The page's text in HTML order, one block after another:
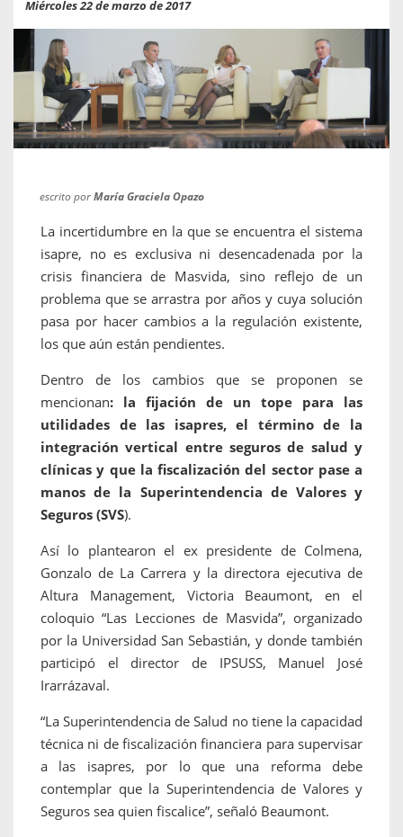
Miércoles 22 de marzo de 2017
escrito porMaría Graciela Opazo
La incertidumbre en la que se encuentra el sistema
isapre, no es exclusiva ni desencadenada por la
crisis financiera de Masvida, sino reflejo de un
problema que se arrastra por años y cuya solución
pasa por hacer cambios a la regulación existente,
los que aún están pendientes.
Dentro de los cambios que se proponen se
mencionan: la fijación de un tope para las
utilidades de las isapres, el término de la
integración vertical entre seguros de salud y
clínicas y que la fiscalización del sector pase a
manos de la Superintendencia de Valores y
Seguros (SVS).
Así lo plantearon el ex presidente de Colmena,
Gonzalo de La Carrera y la directora ejecutiva de
Altura Management, Victoria Beaumont, en el
coloquio “Las Lecciones de Masvida”, organizado
por la Universidad San Sebastián, y donde también
participó el director de IPSUSS, Manuel José
Irarrázaval.
“La Superintendencia de Salud no tiene la capacidad
técnica ni de fiscalización financiera para supervisar
a las isapres, por lo que una reforma debe
contemplar que la Superintendencia de Valores y
Seguros sea quien fiscalice”, señaló Beaumont.